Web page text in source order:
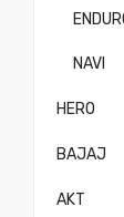
NAVI
HERO
BAJAJ
AKT